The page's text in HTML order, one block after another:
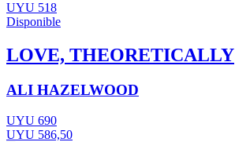
UYU 518
Disponible
LOVE, THEORETICALLY
ALI HAZELWOOD
UYU 690
UYU 586,50